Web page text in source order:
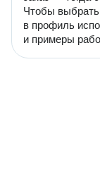
Чтобы выбрать
в профиль
и примеры